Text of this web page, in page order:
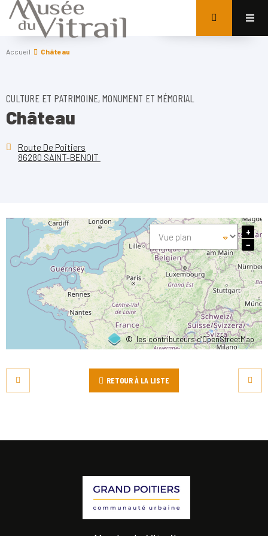
Accueil Château
CULTURE ET PATRIMOINE, MONUMENT ET MÉMORIAL
Château
Route De Poitiers
86280 SAINT-BENOIT
©les contributeurs d’OpenStreetMap
+
−
RETOUR À LA LISTE